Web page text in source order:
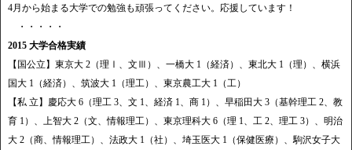
4月から始まる大学での勉強も頑張ってください。応援しています！
・・・・・
2015 大学合格実績
【国公立】東京大 2（理Ⅰ、文Ⅲ）、一橋大 1（経済）、東北大 1（理）、横浜
国大 1（経済）、筑波大 1（理工）、東京農工大 1（工）
【私 立】慶応大 6（理工 3、文 1、経済 1、商 1）、早稲田大 3（基幹理工 2、教
育 1）、上智大 2（文、情報理工）、東京理科大 6（理 1、工 2、理工 3）、明治
大 2（商、情報理工）、法政大 1（社）、埼玉医大 1（保健医療）、駒沢女子大